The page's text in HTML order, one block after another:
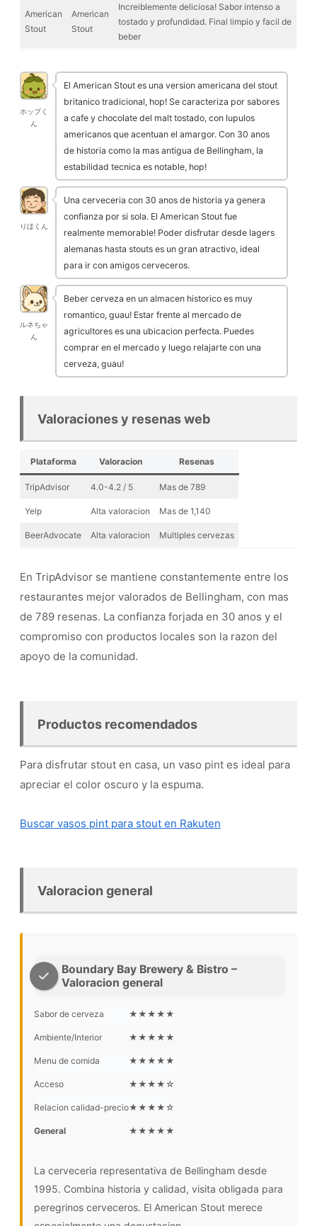
American
Stout
American
Stout
Increiblemente deliciosa! Sabor intenso a
tostado y profundidad. Final limpio y facil de
beber
ホップく
ん
El American Stout es una version americana del stout
britanico tradicional, hop! Se caracteriza por sabores
a cafe y chocolate del malt tostado, con lupulos
americanos que acentuan el amargor. Con 30 anos
de historia como la mas antigua de Bellingham, la
estabilidad tecnica es notable, hop!
りほくん
Una cerveceria con 30 anos de historia ya genera
confianza por si sola. El American Stout fue
realmente memorable! Poder disfrutar desde lagers
alemanas hasta stouts es un gran atractivo, ideal
para ir con amigos cerveceros.
ルネちゃ
ん
Beber cerveza en un almacen historico es muy
romantico, guau! Estar frente al mercado de
agricultores es una ubicacion perfecta. Puedes
comprar en el mercado y luego relajarte con una
cerveza, guau!
Valoraciones y resenas web
Plataforma Valoracion Resenas
TripAdvisor 4.0-4.2 / 5 Mas de 789
Yelp Alta valoracion Mas de 1,140
BeerAdvocate Alta valoracion Multiples cervezas
En TripAdvisor se mantiene constantemente entre los
restaurantes mejor valorados de Bellingham, con mas
de 789 resenas. La confianza forjada en 30 anos y el
compromiso con productos locales son la razon del
apoyo de la comunidad.
Productos recomendados
Para disfrutar stout en casa, un vaso pint es ideal para
apreciar el color oscuro y la espuma.
Buscar vasos pint para stout en Rakuten
Valoracion general
Boundary Bay Brewery & Bistro –
Valoracion general
Sabor de cerveza ★★★★★
Ambiente/Interior ★★★★★
Menu de comida ★★★★★
Acceso ★★★★☆
Relacion calidad-precio★★★★☆
General ★★★★★
La cerveceria representativa de Bellingham desde
1995. Combina historia y calidad, visita obligada para
peregrinos cerveceros. El American Stout merece